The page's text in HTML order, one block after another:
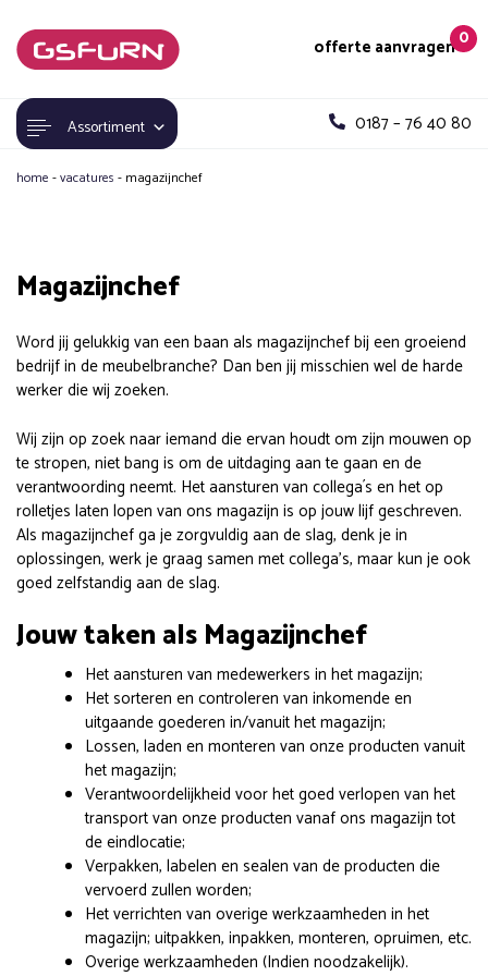
offerte aanvragen0
Assortiment 0187 – 76 40 80
home -vacatures - magazijnchef
Magazijnchef
Word jij gelukkig van een baan als magazijnchef bij een groeiend
bedrijf in de meubelbranche? Dan ben jij misschien wel de harde
werker die wij zoeken.
Wij zijn op zoek naar iemand die ervan houdt om zijn mouwen op
te stropen, niet bang is om de uitdaging aan te gaan en de
verantwoording neemt. Het aansturen van collega´s en het op
rolletjes laten lopen van ons magazijn is op jouw lijf geschreven.
Als magazijnchef ga je zorgvuldig aan de slag, denk je in
oplossingen, werk je graag samen met collega’s, maar kun je ook
goed zelfstandig aan de slag.
Jouw taken als Magazijnchef
Het aansturen van medewerkers in het magazijn;
Het sorteren en controleren van inkomende en
uitgaande goederen in/vanuit het magazijn;
Lossen, laden en monteren van onze producten vanuit
het magazijn;
Verantwoordelijkheid voor het goed verlopen van het
transport van onze producten vanaf ons magazijn tot
de eindlocatie;
Verpakken, labelen en sealen van de producten die
vervoerd zullen worden;
Het verrichten van overige werkzaamheden in het
magazijn; uitpakken, inpakken, monteren, opruimen, etc.
Overige werkzaamheden (Indien noodzakelijk).